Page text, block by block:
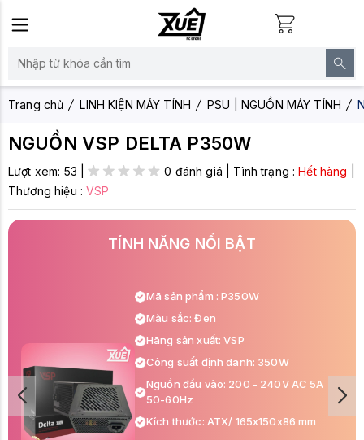
Trang chủ LINH KIỆN MÁY TÍNH PSU | NGUỒN MÁY TÍNH
NGUỒN VSP DELTA P350W
Lượt xem: 53 | 0 đánh giá Tình trạng :Hết hàng
Thương hiệu :VSP
TÍNH NĂNG NỔI BẬT
Mã sản phẩm : P350W
Màu sắc: Đen
Hãng sản xuất: VSP
Công suất định danh: 350W
Nguồn đầu vào: 200 - 240V AC 5A
50-60Hz
Kích thước: ATX/ 165x150x86 mm